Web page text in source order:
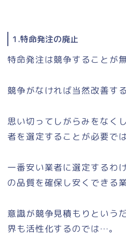
1.特命発注の廃止
特命発注は競争することが無
競争がなければ当然改善す
思い切ってしがらみをなく
者を選定することが必要で
一番安い業者に選定するわ
の品質を確保し安くできる
意識が競争見積もりという
界も活性化するのでは…。